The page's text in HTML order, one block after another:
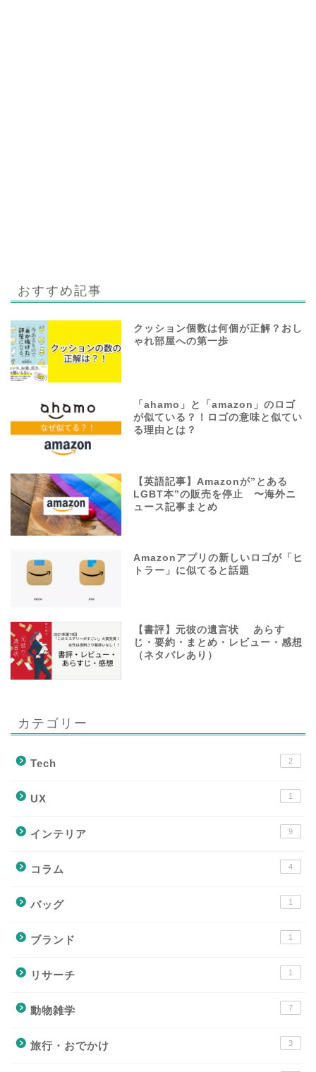
おすすめ記事
クッション個数は何個が正解？おし
ゃれ部屋への第一歩
「ahamo」と「amazon」のロゴ
が似ている？！ロゴの意味と似てい
る理由とは？
【英語記事】Amazonが”とある
LGBT本”の販売を停止 〜海外ニ
ュース記事まとめ
Amazonアプリの新しいロゴが「ヒ
トラー」に似てると話題
【書評】元彼の遺言状 あらす
じ・要約・まとめ・レビュー・感想
（ネタバレあり）
カテゴリー
Tech 2
UX 1
インテリア 9
コラム 4
バッグ 1
ブランド 1
リサーチ 1
動物雑学 7
旅行・おでかけ 3